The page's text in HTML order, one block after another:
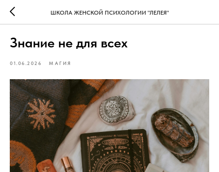
ШКОЛА ЖЕНСКОЙ ПСИХОЛОГИИ "ЛЕЛЕЯ"
Знание не для всех
01.06.2026 МАГИЯ